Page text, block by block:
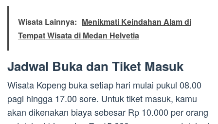
Wisata Lainnya: Menikmati Keindahan Alam di
Tempat Wisata di Medan Helvetia
Jadwal Buka dan Tiket Masuk
Wisata Kopeng buka setiap hari mulai pukul 08.00
pagi hingga 17.00 sore. Untuk tiket masuk, kamu
akan dikenakan biaya sebesar Rp 10.000 per orang